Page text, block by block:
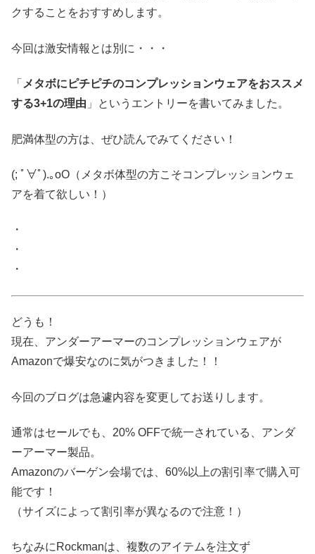
クすることをおすすめします。
今回は激安情報とは別に・・・
「 メタボにピチピチのコンプレッションウェアをおススメ
する3+1の理由 」というエントリーを書いてみました。
肥満体型の方は、ぜひ読んでみてください！
(; ﾟ∀ﾟ).｡oO（メタボ体型の方こそコンプレッションウェ
アを着て欲しい！）
・
・
・
どうも！
現在、アンダーアーマーのコンプレッションウェアが
Amazonで爆安なのに気がつきました！！
今回のブログは急遽内容を変更してお送りします。
通常はセールでも、20% OFFで統一されている、アンダ
ーアーマー製品。
Amazonのバーゲン会場では、60%以上の割引率で購入可
能です！
（サイズによって割引率が異なるので注意！）
ちなみにRockmanは、複数のアイテムを注文ず